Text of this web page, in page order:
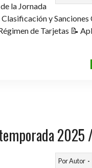
la Jornada
y
de Tarjetas 📝
PorAutor